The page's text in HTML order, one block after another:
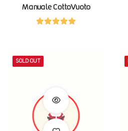
Manuale CottoVuoto
SOLD OUT